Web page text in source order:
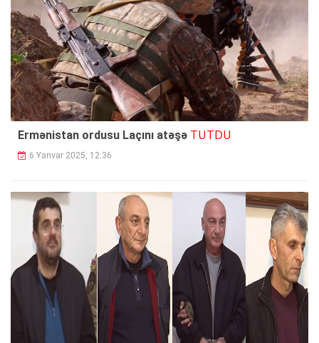
Ermənistan ordusu Laçını atəşə TUTDU
6 Yanvar 2025, 12:36